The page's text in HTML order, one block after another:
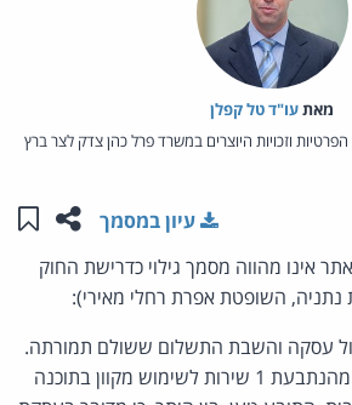
מאת‏עו"ד טל קפלן
וזכויות היוצרים במשרד פרל כהן צדק לצר ברץ
שתפו
עיון במסמך
אינו מהווה מסמך גילוי כדרישת החוק
נתניה, השופטת אפרת רחלי מאירי):
עסקה והשבת התשלום ששולם תמורתה.
התובע הוא צרכן שרכש מהנתבעת 1 שירות לשימוש מקוון בתוכנה